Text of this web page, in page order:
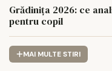
Grădinița 2026: ce
pentru copil
MAI MULTE STIRI